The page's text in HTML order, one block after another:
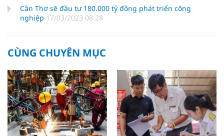
Cần Thơ sẽ đầu tư 180.000 tỷ đồng phát triển công
nghiệp 17/03/2023 08:28
CÙNG CHUYÊN MỤC